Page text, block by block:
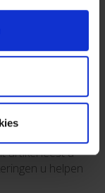
artikel leest u
u helpen